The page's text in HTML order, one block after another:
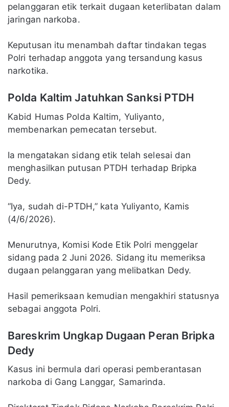
pelanggaran etik terkait dugaan keterlibatan dalam
jaringan narkoba.
Keputusan itu menambah daftar tindakan tegas
Polri terhadap anggota yang tersandung kasus
narkotika.
Polda Kaltim Jatuhkan Sanksi PTDH
Kabid Humas Polda Kaltim, Yuliyanto,
membenarkan pemecatan tersebut.
Ia mengatakan sidang etik telah selesai dan
menghasilkan putusan PTDH terhadap Bripka
Dedy.
“Iya, sudah di-PTDH,” kata Yuliyanto, Kamis
(4/6/2026).
Menurutnya, Komisi Kode Etik Polri menggelar
sidang pada 2 Juni 2026. Sidang itu memeriksa
dugaan pelanggaran yang melibatkan Dedy.
Hasil pemeriksaan kemudian mengakhiri statusnya
sebagai anggota Polri.
Bareskrim Ungkap Dugaan Peran Bripka
Dedy
Kasus ini bermula dari operasi pemberantasan
narkoba di Gang Langgar, Samarinda.